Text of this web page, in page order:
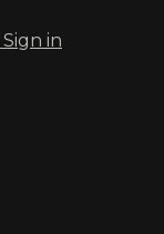
Sign in